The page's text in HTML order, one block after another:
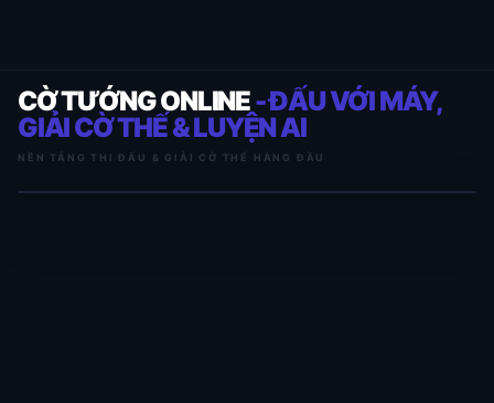
CỜ TƯỚNG ONLINE- ĐẤU VỚI MÁY,
GIẢI CỜ THẾ & LUYỆN AI
NỀN TẢNG THI ĐẤU & GIẢI CỜ THẾ HÀNG ĐẦU